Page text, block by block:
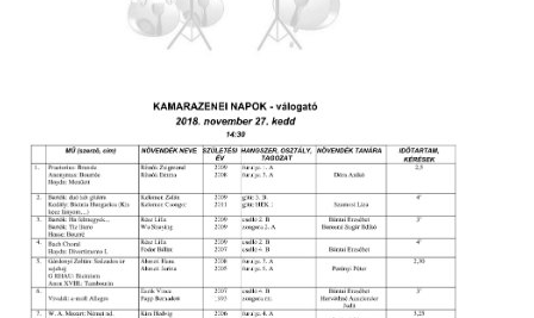
Területi Válogatója